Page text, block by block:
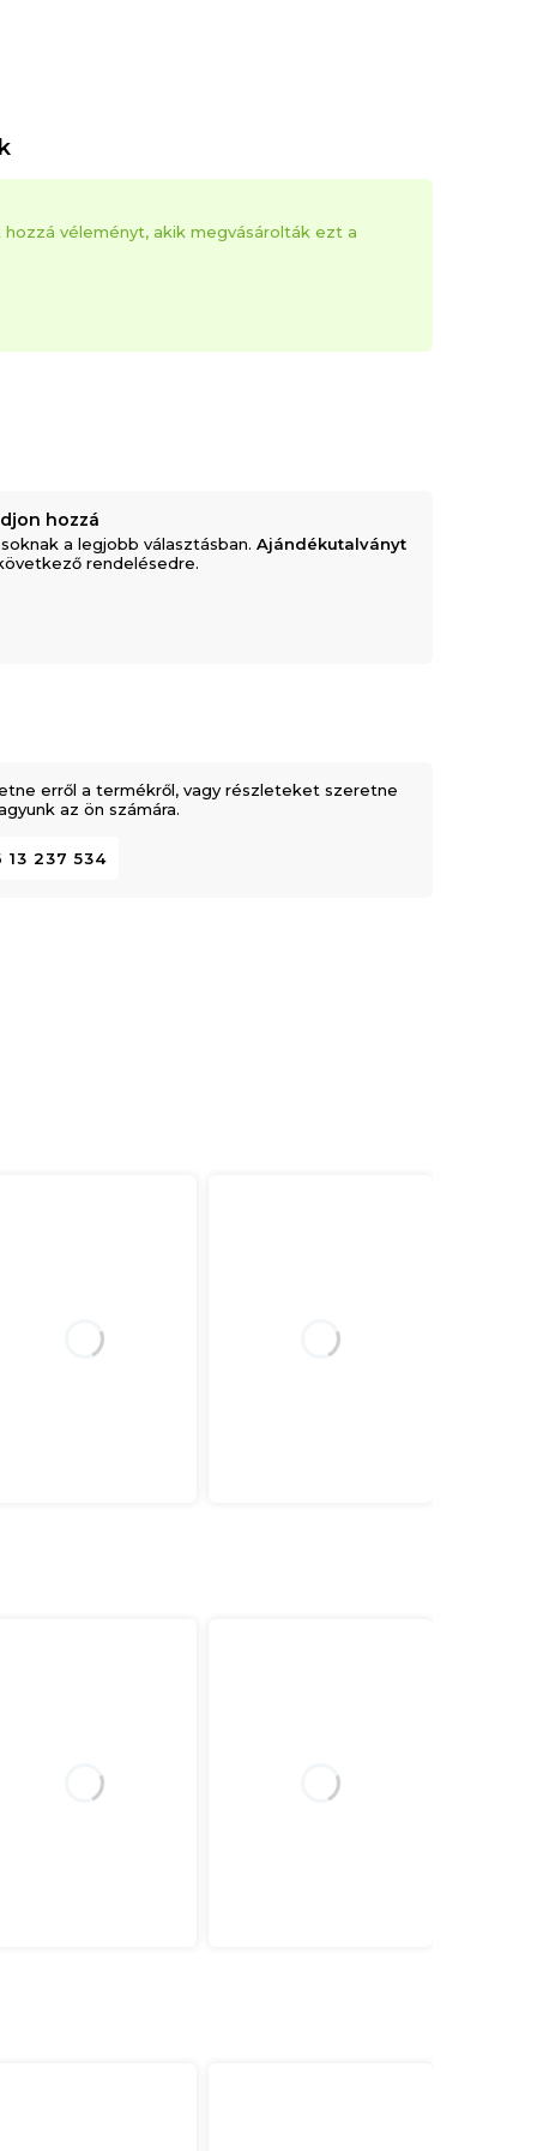
hozzá véleményt, akik megvásárolták ezt a
hozzá
a legjobb választásban.Ajándékutalványt
rendelésedre.
erről a termékről, vagy részleteket szeretne
az ön számára.
13 237 534